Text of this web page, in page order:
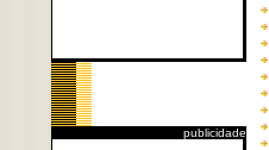
publicidade